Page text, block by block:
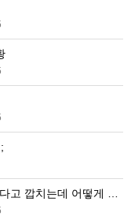
고 깝치는데 어떻게 …